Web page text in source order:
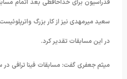
فدراسیون برای خداحافظی بعد اتمام
سعید میرمهدی نیز از کار بزرگ
در این مسابقات تقدیر کرد.
میثم جعفری گفت: مسابقات فینا ترافی در